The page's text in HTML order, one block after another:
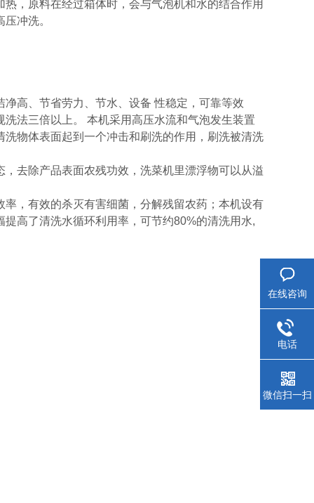
，原料在经过箱体时，会与气泡机和水的结合作用
冲洗。
高、节省劳力、节水、设备 性稳定，可靠等效
法三倍以上。 本机采用高压水流和气泡发生装置
物体表面起到一个冲击和刷洗的作用，刷洗被清洗
去除产品表面农残功效，洗菜机里漂浮物可以从溢
，有效的杀灭有害细菌，分解残留农药；本机设有
高了清洗水循环利用率，可节约80%的清洗用水,
在线咨询
电话
微信扫一扫